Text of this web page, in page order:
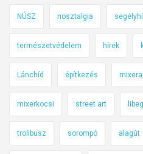
NÚSZ nosztalgia
természetvédelem hírek
Lánchíd építkezés
mixerkocsi street art
trolibusz sorompó alagút